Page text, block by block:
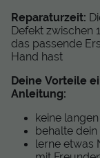
Reparaturzeit:
Defekt zwischen
das passende
Hand hast
Deine Vorteile
Anleitung:
keine
behalte
lerne etwas